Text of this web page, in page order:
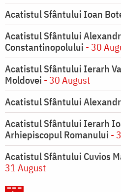
Acatistul Sfântului Ioan
Acatistul Sfântului
Constantinopolului - 30
Acatistul Sfântului Ierarh
Moldovei - 30 August
Acatistul Sfântului
Acatistul Sfântului Ierarh
Arhiepiscopul Romanului -
Acatistul Sfântului Cuvios
31 August